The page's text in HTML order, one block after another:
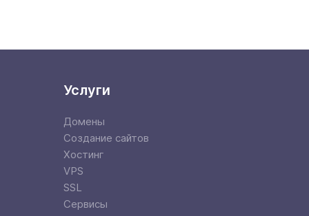
Услуги
Домены
Создание сайтов
Хостинг
VPS
SSL
Сервисы